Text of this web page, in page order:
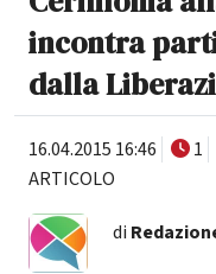
incontra
dalla
16.04.2015 16:46 1
ARTICOLO
di